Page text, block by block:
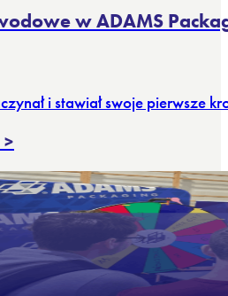
w ADAMS
i stawiał swoje pierwsze